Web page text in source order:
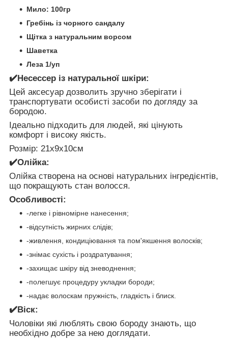
Мило: 100гр
Гребінь із чорного сандалу
Щітка з натуральним ворсом
Шаветка
Леза 1/уп
✔️Несессер із натуральної шкіри:
Цей аксесуар дозволить зручно зберігати і
транспортувати особисті засоби по догляду за
бородою.
Ідеально підходить для людей, які цінують
комфорт і високу якість.
Розмір: 21х9х10см
✔️Олійка:
Олійка створена на основі натуральних інгредієнтів,
що покращують стан волосся.
Особливості:
-легке і рівномірне нанесення;
-відсутність жирних слідів;
-живлення, кондиціювання та пом'якшення волосків;
-знімає сухість і роздратування;
-захищає шкіру від зневоднення;
-полегшує процедуру укладки бороди;
-надає волоскам пружність, гладкість і блиск.
✔️Віск:
Чоловіки які люблять свою бороду знають, що
необхідно добре за нею доглядати.